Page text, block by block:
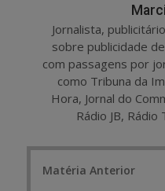
Jornalista,
sobre publicidade
com passagens por
como Tribuna da
Hora, Jornal do
Rádio JB, Rádio
Matéria Anterior